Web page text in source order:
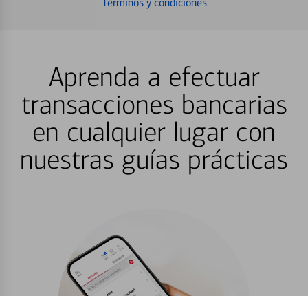
Aprenda a efectuar
transacciones bancarias
en cualquier lugar con
nuestras guías prácticas